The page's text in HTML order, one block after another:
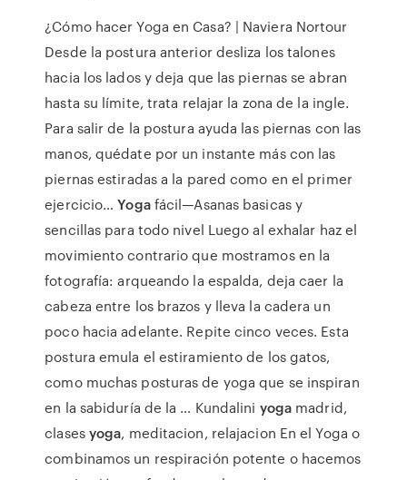
¿Cómo hacer Yoga en Casa? | Naviera Nortour
Desde la postura anterior desliza los talones
hacia los lados y deja que las piernas se abran
hasta su límite, trata relajar la zona de la ingle.
Para salir de la postura ayuda las piernas con las
manos, quédate por un instante más con las
piernas estiradas a la pared como en el primer
ejercicio…Yogafácil—Asanas basicas y
sencillas para todo nivel Luego al exhalar haz el
movimiento contrario que mostramos en la
fotografía: arqueando la espalda, deja caer la
cabeza entre los brazos y lleva la cadera un
poco hacia adelante. Repite cinco veces. Esta
postura emula el estiramiento de los gatos,
como muchas posturas de yoga que se inspiran
en la sabiduría de la … Kundalini yoga madrid,
clasesyoga, meditacion, relajacion En el Yoga o
combinamos un respiración potente o hacemos